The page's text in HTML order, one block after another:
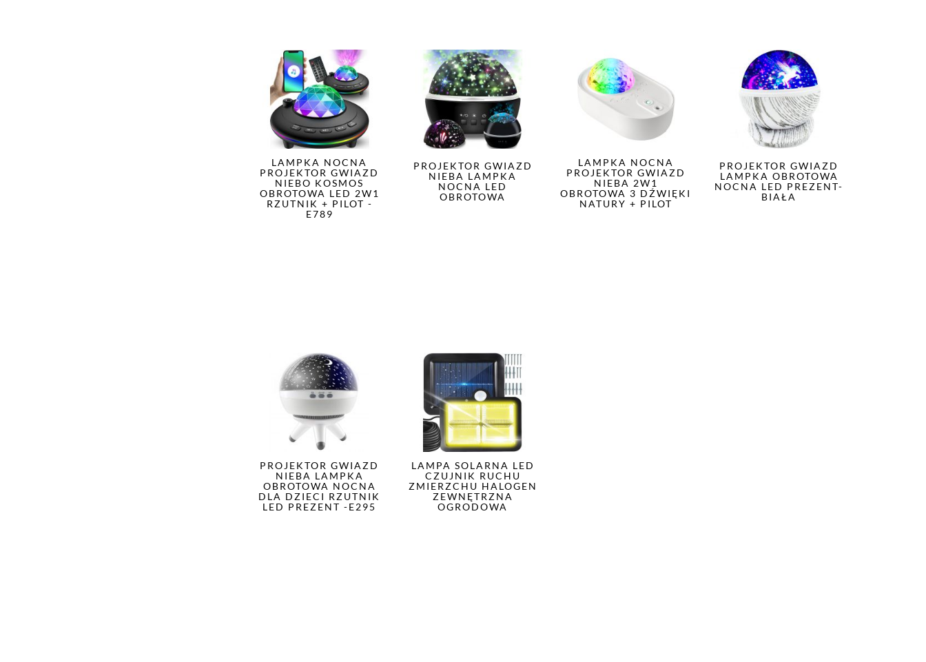
LAMPKA NOCNA
PROJEKTOR GWIAZD
NIEBO KOSMOS
OBROTOWA LED 2W1
RZUTNIK + PILOT -
E789
PROJEKTOR GWIAZD
NIEBA LAMPKA
NOCNA LED
OBROTOWA
LAMPKA NOCNA
PROJEKTOR GWIAZD
NIEBA 2W1
OBROTOWA 3 DŹWIĘKI
NATURY + PILOT
PROJEKTOR GWIAZD
LAMPKA OBROTOWA
NOCNA LED PREZENT-
BIAŁA
PROJEKTOR GWIAZD
NIEBA LAMPKA
OBROTOWA NOCNA
DLA DZIECI RZUTNIK
LED PREZENT -E295
LAMPA SOLARNA LED
CZUJNIK RUCHU
ZMIERZCHU HALOGEN
ZEWNĘTRZNA
OGRODOWA